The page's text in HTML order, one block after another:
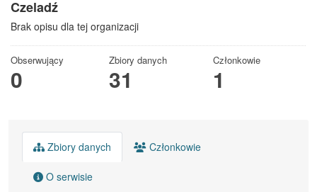
Czeladź
Brak opisu dla tej organizacji
Obserwujący
0
Zbiory danych
31
Członkowie
1
Zbiory danych Członkowie
O serwisie